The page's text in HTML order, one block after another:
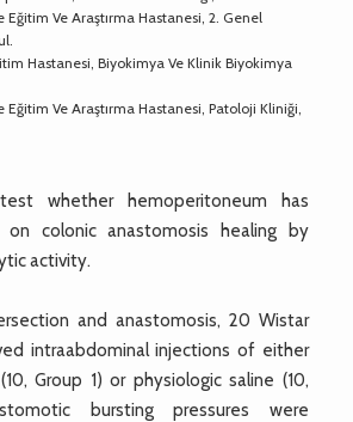
Ve Araştırma Hastanesi, 2. Genel
Hastanesi, Biyokimya Ve Klinik Biyokimya
Ve Araştırma Hastanesi, Patoloji Kliniği,
whether hemoperitoneum has
colonic anastomosis healing by
activity.
and anastomosis, 20 Wistar
intraabdominal injections of either
Group 1) or physiologic saline (10,
bursting pressures were